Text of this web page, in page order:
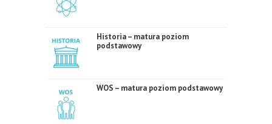
Historia – matura poziom
podstawowy
WOS – matura poziom podstawowy